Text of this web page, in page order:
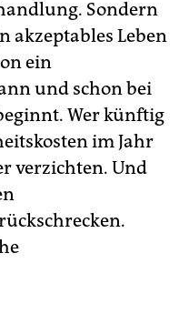
Sondern
akzeptables Leben
ein
und schon bei
Wer künftig
im Jahr
verzichten. Und